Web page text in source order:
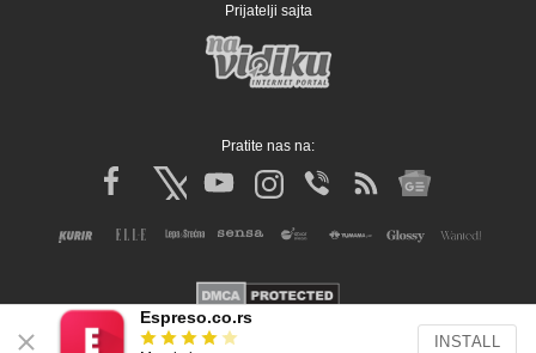
Prijatelji sajta
Pratite nas na:
Copyright © Espreso.co.rs 2026. Sva prava zadržana. Mondo inc.
Espreso.co.rs
INSTALL